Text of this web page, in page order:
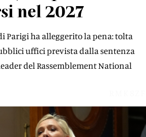
nel 2027
Parigi ha alleggerito la pena: tolta
uffici prevista dalla sentenza
del Rassemblement National